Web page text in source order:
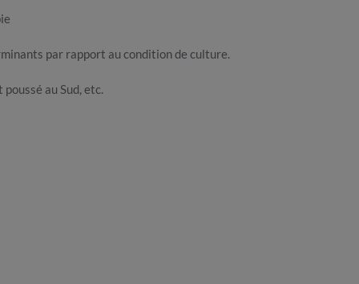
par rapport au condition de culture.
au Sud, etc.